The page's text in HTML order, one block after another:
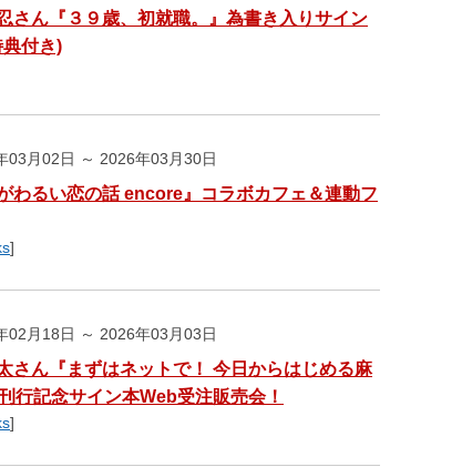
さん『３９歳、初就職。』為書き入りサイン
付き)
03月02日 ～ 2026年03月30日
がわるい恋の話 encore』コラボカフェ＆連動フ
]
02月18日 ～ 2026年03月03日
さん『まずはネットで！ 今日からはじめる麻
行記念サイン本Web受注販売会！
]